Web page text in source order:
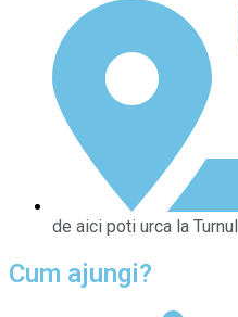
de aici poti urca la
Cum ajungi?